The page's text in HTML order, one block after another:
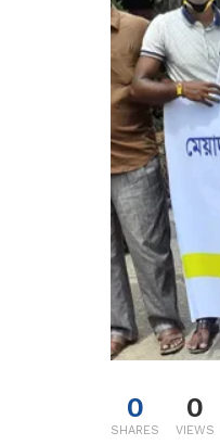
0
SHARES
0
VIEWS